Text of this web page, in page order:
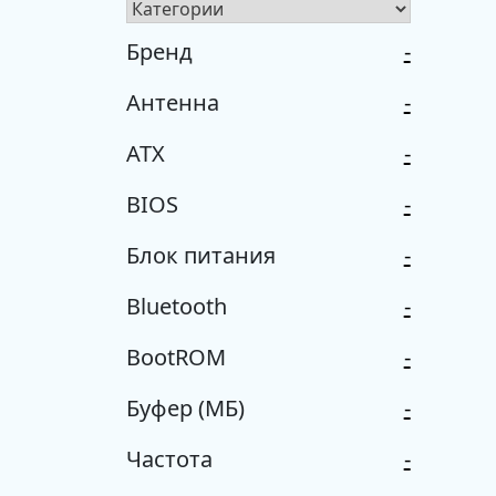
Бренд
-
Антенна
-
ATX
-
BIOS
-
Блок питания
-
Bluetooth
-
BootROM
-
Буфер (МБ)
-
Частота
-